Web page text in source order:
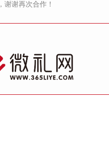
，谢谢再次合作！